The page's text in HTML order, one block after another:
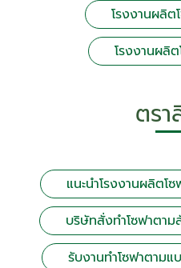
โรงงานผลิต
โรงงานผลิ
ตรา
แนะนำโรงงานผลิตโ
บริษัทสั่งทำโซฟาตา
รับงานทำโซฟาตาม